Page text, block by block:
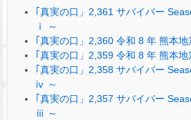
｢真実の口」2,361 サバイバー
ⅰ ～
｢真実の口」2,360 令和 8 年 熊本
｢真実の口」2,359 令和 8 年 熊本地
｢真実の口」2,358 サバイバー
ⅳ ～
｢真実の口」2,357 サバイバー
ⅲ ～